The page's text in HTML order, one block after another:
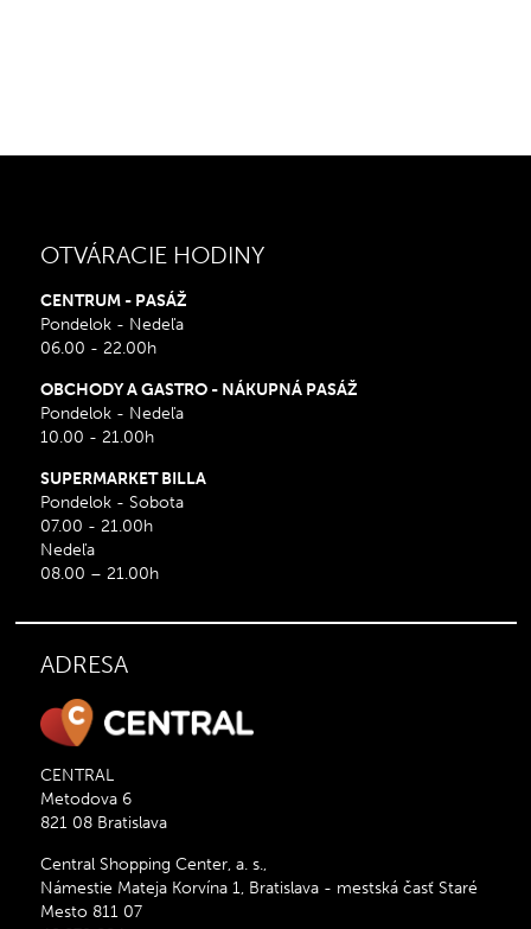
OTVÁRACIE HODINY
CENTRUM - PASÁŽ
Pondelok - Nedeľa
06.00 - 22.00h
OBCHODY A GASTRO - NÁKUPNÁ PASÁŽ
Pondelok - Nedeľa
10.00 - 21.00h
SUPERMARKET BILLA
Pondelok - Sobota
07.00 - 21.00h
Nedeľa
08.00 – 21.00h
ADRESA
CENTRAL
Metodova 6
821 08 Bratislava
Central Shopping Center, a. s.,
Námestie Mateja Korvína 1, Bratislava - mestská časť Staré
Mesto 811 07